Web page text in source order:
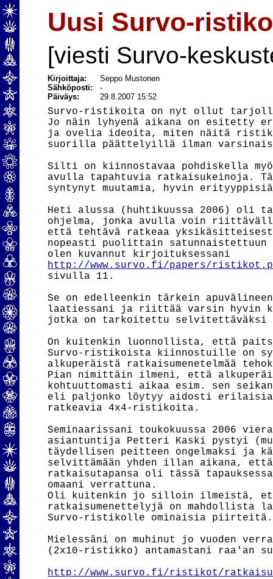
Uusi Survo-
[viesti Survo-
Kirjoittaja:
Seppo Mustonen
Sähköposti:-
Päiväys:
29.8.2007 15:52
Survo-ristikoita on nyt ollut tarjolla
Jo näin lyhyenä aikana on esitetty
ja ovelia ideoita, miten näitä
suorilla päättelyillä ilman
Silti on kiinnostavaa pohdiskella
avulla tapahtuvia ratkaisukeinoja.
syntynyt muutamia, hyvin
Heti alussa (huhtikuussa 2006) oli
ohjelma, jonka avulla voin
että tehtävä ratkeaa
nopeasti puolittain satunnaistettuun
http://www.survo.fi/papers/
sivulla 11.
Se on edelleenkin tärkein
laatiessani ja riittää varsin hyvin
jotka on tarkoitettu selvitettäväksi
On kuitenkin luonnollista, että
Survo-ristikoista kiinnostuille on
alkuperäistä ratkaisumenetelmää
Pian nimittäin ilmeni, että
kohtuuttomasti aikaa esim. sen
eli paljonko löytyy aidosti
ratkeavia 4x4-ristikoita.
Seminaarissani toukokuussa 2006
asiantuntija Petteri Kaski pystyi
täydellisen peitteen ongelmaksi ja
selvittämään yhden illan aikana, että
ratkaisutapansa oli tässä
omaani verrattuna.
Oli kuitenkin jo silloin ilmeistä,
ratkaisumenettelyjä on mahdollista
Survo-ristikolle ominaisia piirteitä.
Mielessäni on muhinut jo vuoden
(2x10-ristikko) antamastani raa'an
http://www.survo.fi/ristikot/